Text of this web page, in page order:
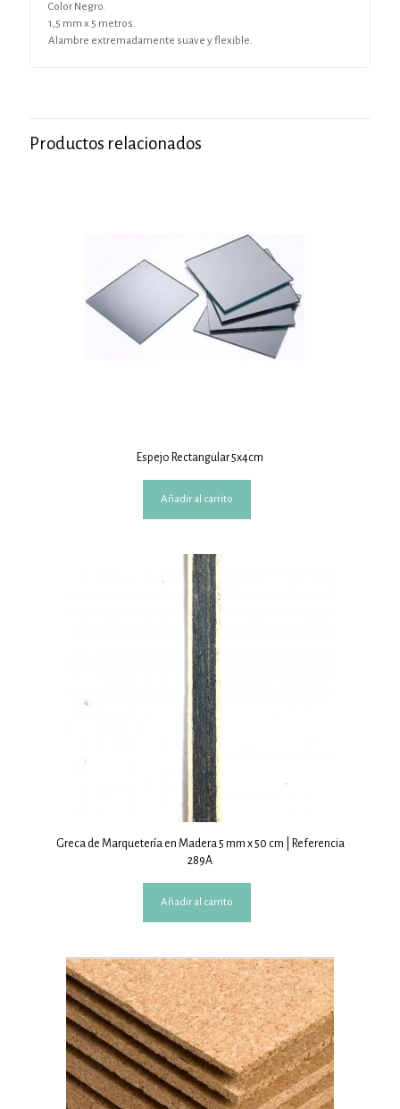
Color Negro.
1,5 mm x 5 metros.
Alambre extremadamente suave y flexible.
Productos relacionados
Espejo Rectangular 5x4cm
Añadir al carrito
Greca de Marquetería en Madera 5 mm x 50 cm | Referencia
289A
Añadir al carrito